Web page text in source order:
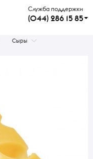
Служба поддержки
(044) 286 15 85
Сыры